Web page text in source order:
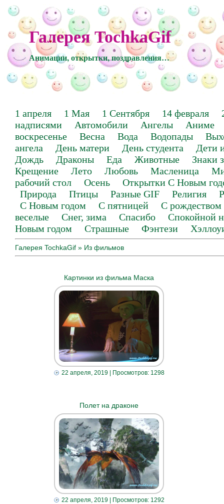
Галерея TochkaGif
Анимации, открытки, поздравления…
1 апреля 1 Мая 1 Сентября 14 февраля
надписями
Автомобили Ангелы
Аниме
воскресенье
Весна Вода Водопады
ангела
День матери День студента
Дети
Дождь
Драконы Еда Животные
Знаки
Крещение
Лето Любовь Масленица
рабочий стол
Осень
Открытки С Новым
Природа
Птицы Разные GIF Религия
С Новым годом
С пятницей
С рождеством
веселые
Снег, зима Спасибо
Спокойной
Новым годом
Страшные Фэнтези
Галерея TochkaGif » Из фильмов
Картинки из фильма Маска
22 апреля, 2019| Просмотров: 1298
Полет на драконе
22 апреля, 2019| Просмотров: 1292